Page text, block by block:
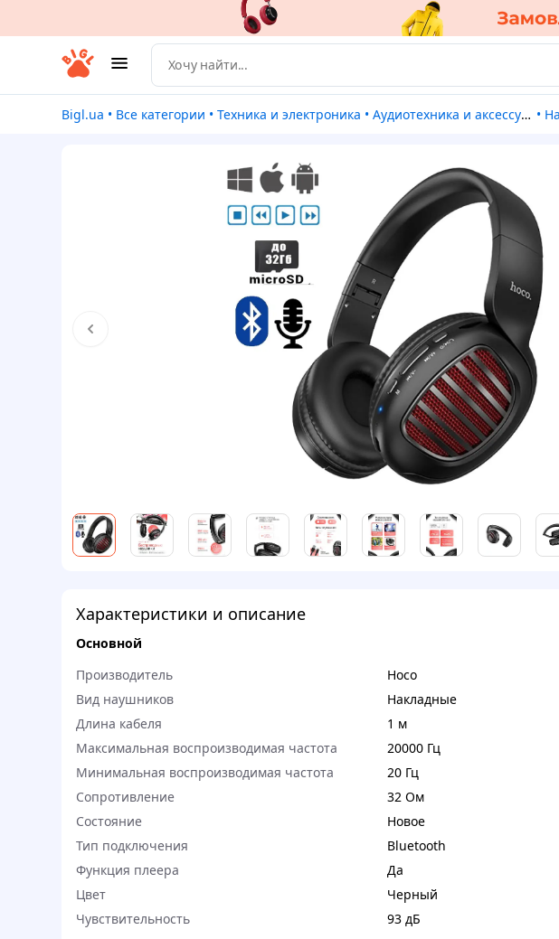
Bigl.ua • Все категории • Техника и электроника • Аудиотехника и аксессуары •
Характеристики и описание
Основной
Производитель
Hoco
Вид наушников
Накладные
Длина кабеля
1 м
Максимальная воспроизводимая частота
20000 Гц
Минимальная воспроизводимая частота
20 Гц
Сопротивление
32 Ом
Состояние
Новое
Тип подключения
Bluetooth
Функция плеера
Да
Цвет
Черный
Чувствительность
93 дБ